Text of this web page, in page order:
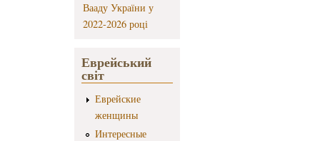
Вааду України у
2022-2026 році
Еврейський
світ
Еврейские
женщины
Интересные